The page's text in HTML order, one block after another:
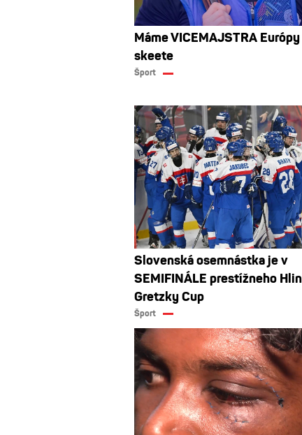
Máme VICEMAJSTRA
skeete
Šport
Slovenská osemnástka je v
SEMIFINÁLE prestížneho
Gretzky Cup
Šport